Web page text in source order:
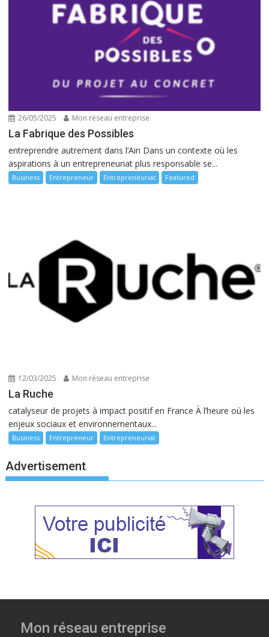
26/05/2025 Mon réseau entreprise
La Fabrique des Possibles
entreprendre autrement dans l’Ain Dans un contexte où les
aspirations à un entrepreneuriat plus responsable se...
Business Entrepreneur Entrepreneuriat Featured
12/03/2025 Mon réseau entreprise
La Ruche
catalyseur de projets à impact positif en France À l’heure où les
enjeux sociaux et environnementaux...
Business Entrepreneur Entrepreneuriat
Advertisement
Mon réseau entreprise